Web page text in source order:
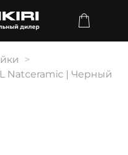
Natceramic | Черный